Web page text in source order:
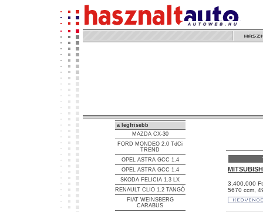
a legfrisebb
MAZDA CX-30
FORD MONDEO 2.0 TdCi
TREND
OPEL ASTRA GCC 1.4
OPEL ASTRA GCC 1.4
SKODA FELICIA 1.3 LX
RENAULT CLIO 1.2 TANGÓ
FIAT WEINSBERG
CARABUS
3,400,000
5670 ccm,